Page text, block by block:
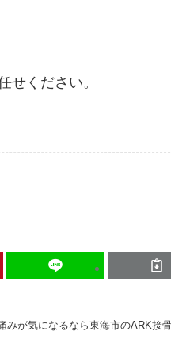
せください。
みが気になるなら東海市のARK接